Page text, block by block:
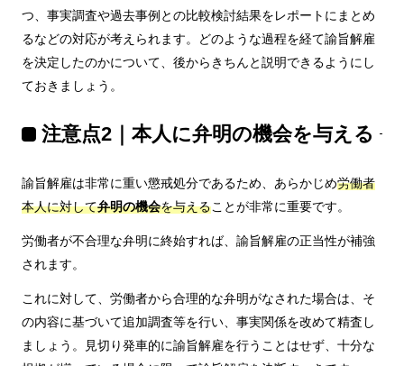
つ、事実調査や過去事例との比較検討結果をレポートにまとめ
るなどの対応が考えられます。どのような過程を経て諭旨解雇
を決定したのかについて、後からきちんと説明できるようにし
ておきましょう。
注意点2｜本人に弁明の機会を与える
諭旨解雇は非常に重い懲戒処分であるため、あらかじめ労働者
本人に対して弁明の機会を与えることが非常に重要です。
労働者が不合理な弁明に終始すれば、諭旨解雇の正当性が補強
されます。
これに対して、労働者から合理的な弁明がなされた場合は、そ
の内容に基づいて追加調査等を行い、事実関係を改めて精査し
ましょう。見切り発車的に諭旨解雇を行うことはせず、十分な